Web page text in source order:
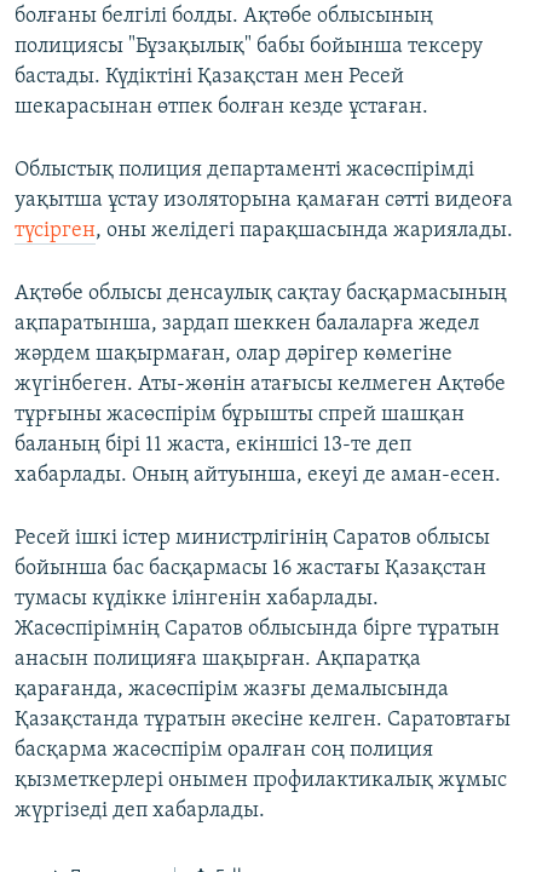
болғаны белгілі болды. Ақтөбе облысының
полициясы "Бұзақылық" бабы бойынша тексеру
бастады. Күдіктіні Қазақстан мен Ресей
шекарасынан өтпек болған кезде ұстаған.
Облыстық полиция департаменті жасөспірімді
уақытша ұстау изоляторына қамаған сәтті видеоға
түсірген, оны желідегі парақшасында жариялады.
Ақтөбе облысы денсаулық сақтау басқармасының
ақпаратынша, зардап шеккен балаларға жедел
жәрдем шақырмаған, олар дәрігер көмегіне
жүгінбеген. Аты-жөнін атағысы келмеген Ақтөбе
тұрғыны жасөспірім бұрышты спрей шашқан
баланың бірі 11 жаста, екіншісі 13-те деп
хабарлады. Оның айтуынша, екеуі де аман-есен.
Ресей ішкі істер министрлігінің Саратов облысы
бойынша бас басқармасы 16 жастағы Қазақстан
тумасы күдікке ілінгенін хабарлады.
Жасөспірімнің Саратов облысында бірге тұратын
анасын полицияға шақырған. Ақпаратқа
қарағанда, жасөспірім жазғы демалысында
Қазақстанда тұратын әкесіне келген. Саратовтағы
басқарма жасөспірім оралған соң полиция
қызметкерлері онымен профилактикалық жұмыс
жүргізеді деп хабарлады.